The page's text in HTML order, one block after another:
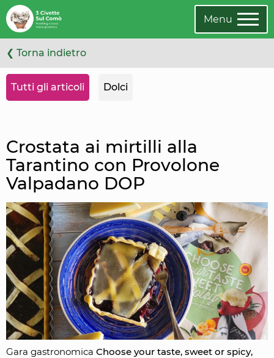
Leggi
l'articolo
Oppure
cambia
categoria
Menu
❮ Torna indietro
Tutti gli articoli Dolci
Crostata ai mirtilli alla
Tarantino con Provolone
Valpadano DOP
Gara gastronomica Choose your taste, sweet or spicy,